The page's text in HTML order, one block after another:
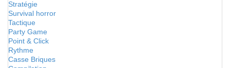
Stratégie
Survival horror
Tactique
Party Game
Point & Click
Rythme
Casse Briques